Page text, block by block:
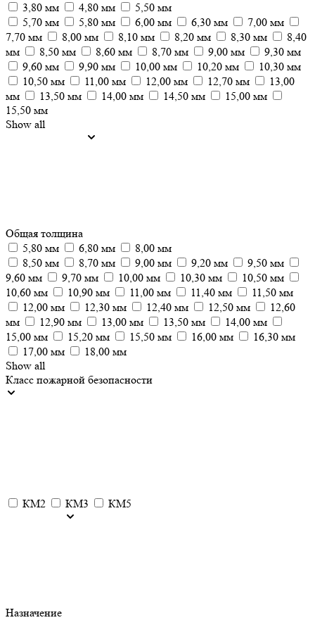
3,80 мм
4,80 мм
5,50 мм
5,70 мм
5,80 мм 6,00 мм 6,30 мм
7,00 мм
7,70 мм
8,00 мм 8,10 мм 8,20 мм 8,30 мм
8,40
мм
8,50 мм 8,60 мм 8,70 мм 9,00 мм
9,30 мм
9,60 мм
9,90 мм 10,00 мм 10,20 мм
10,30 мм
10,50 мм
11,00 мм 12,00 мм 12,70 мм
13,00
мм
13,50 мм 14,00 мм 14,50 мм
15,00 мм
15,50 мм
Show all
Общая толщина
5,80 мм
6,80 мм
8,00 мм
8,50 мм
8,70 мм 9,00 мм 9,20 мм
9,50 мм
9,60 мм
9,70 мм 10,00 мм 10,30 мм
10,50 мм
10,60 мм
10,90 мм 11,00 мм 11,40 мм
11,50 мм
12,00 мм
12,30 мм 12,40 мм 12,50 мм
12,60
мм
12,90 мм 13,00 мм 13,50 мм
14,00 мм
15,00 мм
15,20 мм 15,50 мм 16,00 мм
16,30 мм
17,00 мм
18,00 мм
Show all
Класс пожарной безопасности
КМ2 КМ3 КМ5
Назначение